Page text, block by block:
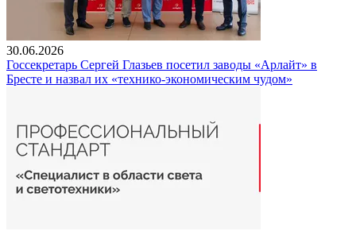
30.06.2026
Госсекретарь Сергей Глазьев посетил заводы «Арлайт» в
Бресте и назвал их «технико-экономическим чудом»